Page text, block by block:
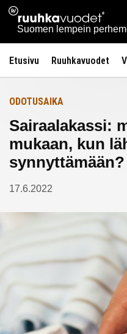
Siirry
sisältöön
Ruuhkavuodet.fi
Suomen lempein
Etusivu Ruuhkavuodet
Etusivulle
ODOTUSAIKA
Sairaalakassi:
mukaan, kun
synnyttämään?
17.6.2022